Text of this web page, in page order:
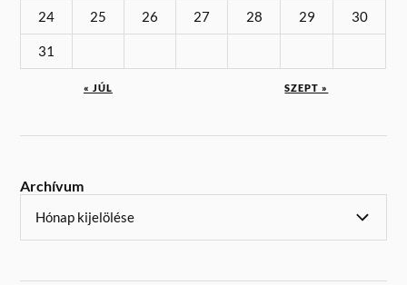
24 25 26 27 28 29 30
31
« JÚL SZEPT »
Archívum